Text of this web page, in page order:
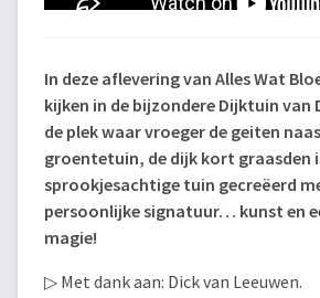
In deze aflevering van Alles Wat
kijken in de bijzondere Dijktuin van
de plek waar vroeger de geiten
groentetuin, de dijk kort graasden
sprookjesachtige tuin gecreëerd
persoonlijke signatuur… kunst en
magie!
▷ Met dank aan: Dick van Leeuwen.